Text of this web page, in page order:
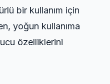
bir kullanım için
yoğun kullanıma
özelliklerini